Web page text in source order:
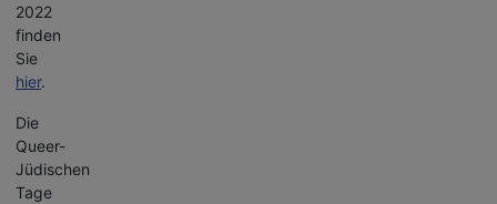
2022
finden
Sie
hier.
Die
Queer-
Jüdischen
Tage